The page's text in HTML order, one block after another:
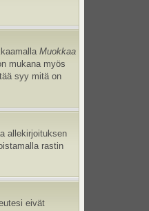
Muokkaa
mukana myös
syy mitä on
allekirjoituksen
rastin
eivät